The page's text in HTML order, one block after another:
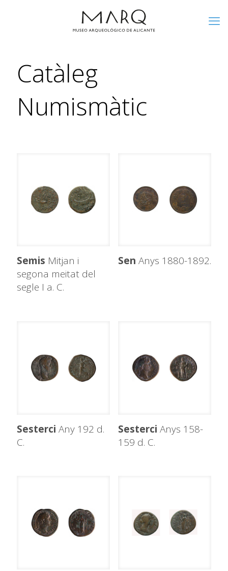
Catàleg
Numismàtic
Semis Mitjan i
segona meitat del
segle I a. C.
Sen Anys 1880-1892.
Sesterci Any 192 d.
C.
Sesterci Anys 158-
159 d. C.